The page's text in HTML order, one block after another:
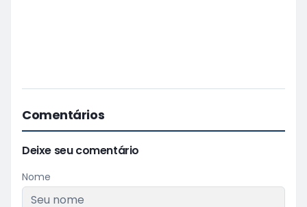
Comentários
Deixe seu comentário
Nome